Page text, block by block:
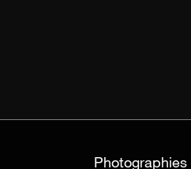
Photographies